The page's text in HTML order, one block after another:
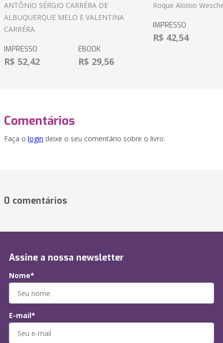
ANTÔNIO SÉRGIO CARRÉRA DE
ALBUQUERQUE MELO E VALENTINA
CARRÉRA
IMPRESSO
R$ 52,42
EBOOK
R$ 29,56
Roque Aloisio
IMPRESSO
R$ 42,54
Comentários
Faça o login deixe o seu comentário sobre o livro.
0 comentários
Assine a nossa newsletter
Nome*
E-mail*